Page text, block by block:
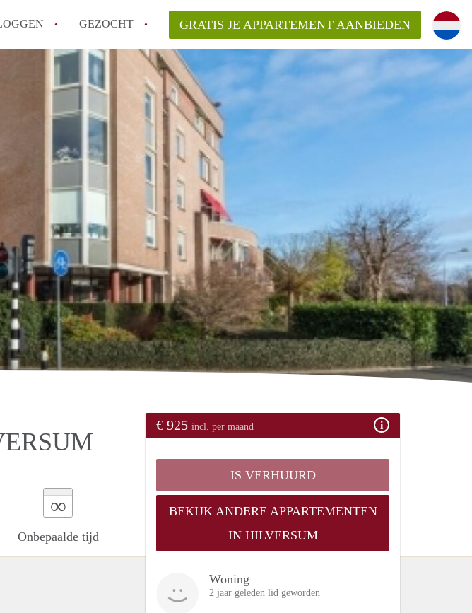
GEZOCHT GRATIS JE APPARTEMENT AANBIEDEN
∞
Onbepaalde tijd
€ 925 incl. per maand
IS VERHUURD
BEKIJK ANDERE APPARTEMENTEN
IN HILVERSUM
Woning
2 jaar geleden lid geworden